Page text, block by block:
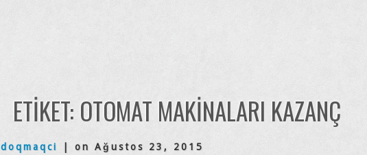
ETIKET: OTOMAT MAKINALARI KAZANÇ
doqmaqci | on Ağustos 23, 2015